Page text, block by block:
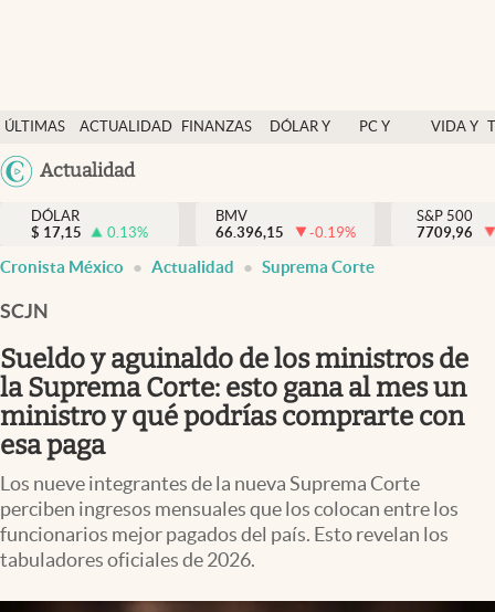
ÚLTIMAS
NOTICIAS
ACTUALIDAD
FINANZAS
DÓLAR Y
PC Y
VIDA Y
México
Actualidad
Actualidad
Finanzas y economía
Dólar y mercados
Pc y celular
Vida y estilo
Clima
Espiritualidad
DÓLAR
$ 17,15 0.13%
BMV
66.396,15
-0.19%
S&P 500
7709,96
Cronista México Actualidad Suprema Corte
SCJN
Sueldo y aguinaldo de los ministros de
la Suprema Corte: esto gana al mes un
ministro y qué podrías comprarte con
esa paga
Los nueve integrantes de la nueva Suprema Corte
perciben ingresos mensuales que los colocan entre los
funcionarios mejor pagados del país. Esto revelan los
tabuladores oficiales de 2026.